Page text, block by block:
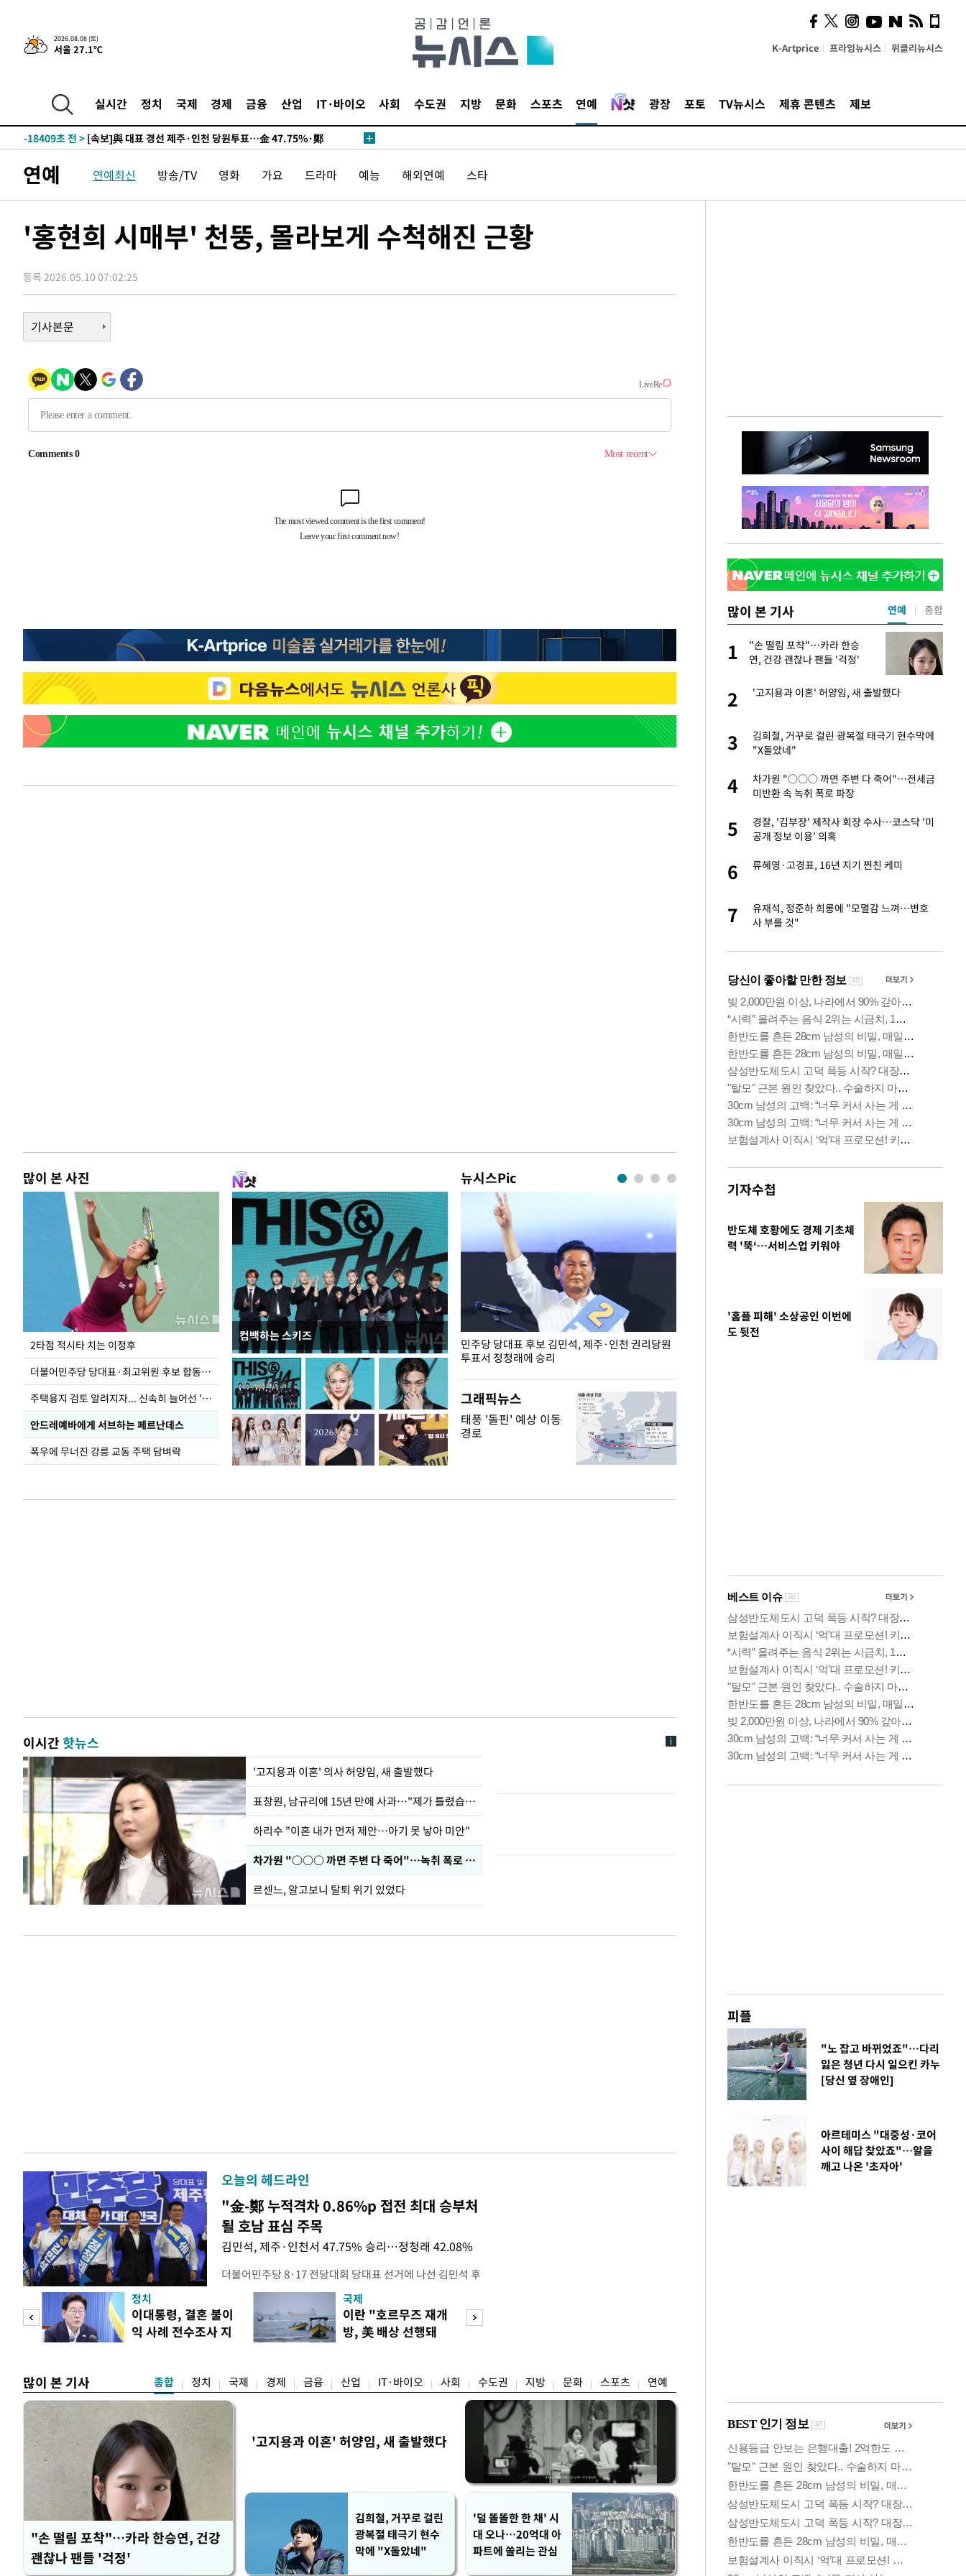
2026.08.08 (토)
서울 27.1℃ K-Artprice 프라임뉴시스 위클리뉴시스
실시간 정치 국제 경제 금융 산업 IT·바이오 사회 수도권 지방 문화 스포츠 연예 광장 포토 TV뉴시스 제휴 콘텐츠 제보
8시간 전 >[속보]뉴욕증시 상승 마감…S&P 0.6% 나스닥 1.3%↑
-28127초 전 > 이란 "호르무즈 재개방 합의 근접…美 배상 선행돼야"
한민수·김용 순
-19127초 전 >
[속보]김민석, 與 전대 당원투표 누적 득표율 45.42%로 1위… 정
청래 44.56%
-18409초 전 >
42.08%·宋 10.17%
-17943초 전 > 이강인 "아틀레티코 이적 기뻐…등번호 7번 의미보단 팀 위해 뛸
-11652초 전 >
낮 최고 35도 '무더위'…동해안 시간당 30㎜ '강한 비'[내일날씨]
-10922초 전 >[속보]이강인 "감독님이 원하는 마음 느꼈고, 많은 트로피 원해 아
-9673초 전 > 온열질환 사망자 3명 늘어…누적 환자 3000명 돌파
4분 전 >백운산서 80년근 천종산삼 9뿌리 발견…감정가 1.3억원
42분 전 >선재도서 해루질 나섰다 실종 60대, 닷새 만에 숨진 채 발견
1시간 전 >남자 농구, 나고야 아시안게임서 '홈팀' 일본과 한일전
1시간 전 >여수 오동도 해상서 모터보트 전복…1명 사망·1명 실종
날씨]
3시간 전 > 축구협회 "압수수색·성접대 논란 사과…쇄신의 기회로 삼겠다"
3시간 전 >[속보]'압수수색·성접대 논란' 축구협회 "실망과 걱정 안겨드려 죄송"
7시간 전 >'최고 37도' 폭염 지속…강원동해안 최대 150㎜ 비
-28127초 전 >
[속보]김민석, 與 전대 당원투표 누적 득표율 45.42%로 1위… 정
[속보]與 대표 경선 제주·인천 당원투표…金 47.75%·鄭
이강인 "아틀레티코 이적 기뻐…등번호 7번 의미보단 팀 위해 뛸
-9673초 전 >
온열질환 사망자 3명 늘어…누적 환자 3000명 돌파
-3618초 전 >강릉에 시간당 81.4㎜ 물폭탄…도로 잠기고 담벼락 붕괴
4분 전 > 백운산서 80년근 천종산삼 9뿌리 발견…감정가 1.3억원
42분 전 >선재도서 해루질 나섰다 실종 60대, 닷새 만에 숨진 채 발견
1시간 전 > 남자 농구, 나고야 아시안게임서 '홈팀' 일본과 한일전
1시간 전 >
여수 오동도 해상서 모터보트 전복…1명 사망·1명 실종
3시간 전 >축구협회 "압수수색·성접대 논란 사과…쇄신의 기회로 삼겠다"
연예 연예최신 방송/TV 영화 가요 드라마 예능 해외연예 스타
'홍현희 시매부' 천뚱, 몰라보게 수척해진 근황
등록 2026.05.10 07:02:25
기사본문
많이 본 사진
2타점 적시타 치는 이정후
더불어민주당 당대표·최고위원 후보 합동연설회
주택용지 검토 알려지자... 신속히 늘어선 '근조화환'
안드레예바에게 서브하는 페르난데스
폭우에 무너진 강릉 교동 주택 담벼락
컴백하는 스키즈
뉴시스Pic
이번주 국회에는 무슨 일이? [뉴시스국회토pic]
민주당 당대표 후보 김민석, 제주·인천 권리당원
투표서 정청래에 승리
무더위 잊는 도심형 여름 축제 '2026 서울 바캉스 용산어린이정원
그래픽뉴스
태풍 '돌핀' 예상 이동
경로
이시간핫뉴스
'고지용과 이혼' 의사 허양임, 새 출발했다
표창원, 남규리에 15년 만에 사과…"제가 틀렸습니다"
하리수 "이혼 내가 먼저 제안…아기 못 낳아 미안"
차가원 "○○○ 까면 주변 다 죽어"…녹취 폭로 파장
르센느, 알고보니 탈퇴 위기 있었다
오늘의 헤드라인
"金-鄭 누적격차 0.86%p 접전 최대 승부처
될 호남 표심 주목
김민석, 제주·인천서 47.75% 승리…정청래 42.08%
더불어민주당 8·17 전당대회 당대표 선거에 나선 김민석 후
보가 8일 제주·인천 지역 순회경선에서 '누적 1위'를 탈환했
다. 앞서 정청래 후보 우세 지역으로 점쳐졌던 충청권과 부산
·울산·경남 경선에서 1승 1패를 주고 받은 김 후보는 이날
제주·인천 경선에서 이기며 '2승 1패'로 앞서가게 됐다. 다
정치
이대통령, 결혼 불이
익 사례 전수조사 지
국제
이란 "호르무즈 재개
방, 美 배상 선행돼
많이 본 기사 종합 정치 국제 경제 금융 산업 IT·바이오 사회 수도권 지방 문화 스포츠 연예
"손 떨림 포착"…카라 한승연, 건강
괜찮나 팬들 '걱정'
'고지용과 이혼' 허양임, 새 출발했다
김희철, 거꾸로 걸린
광복절 태극기 현수
막에 "X돌았네"
'덜 똘똘한 한 채' 시
대 오나…20억대 아
파트에 쏠리는 관심
많이 본 기사
"손 떨림 포착"…카라 한승
연, 건강 괜찮나 팬들 '걱정'
2
3
김희철, 거꾸로 걸린 광복절 태극기 현수막에
"X돌았네"
4
1
"손 떨림 포착"…카라 한승
연, 건강 괜찮나 팬들 '걱정'
2 '고지용과 이혼' 허양임, 새 출발했다
3
김희철, 거꾸로 걸린 광복절 태극기 현수막에
"X돌았네"
4
차가원 "○○○ 까면 주변 다 죽어"…전세금
미반환 속 녹취 폭로 파장
5
경찰, '김부장' 제작사 회장 수사…코스닥 '미
공개 정보 이용' 의혹
6 류혜영·고경표, 16년 지기 찐친 케미
7
유재석, 정준하 희롱에 "모멸감 느껴…변호
사 부를 것"
연예 종합
기자수첩
반도체 호황에도 경제 기초체
력 '뚝‘…서비스업 키워야
'홈플 피해' 소상공인 이번에
도 뒷전
피플
"노 잡고 바뀌었죠"…다리
잃은 청년 다시 일으킨 카누
[당신 옆 장애인]
아르테미스 "대중성·코어
사이 해답 찾았죠"…알을
깨고 나온 '초자아'